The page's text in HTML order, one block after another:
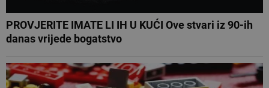
PROVJERITE IMATE LI IH U KUĆI Ove stvari iz 90-ih
danas vrijede bogatstvo